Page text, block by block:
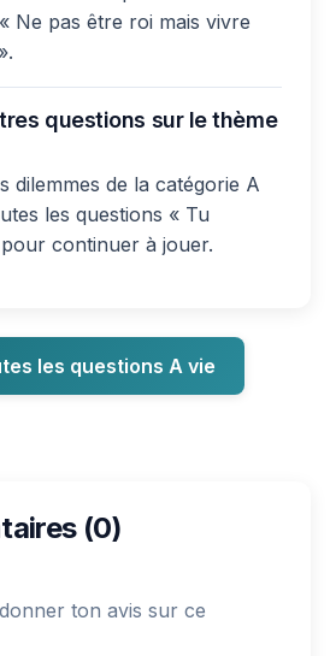
Ne pas être roi mais vivre
questions sur le thème
dilemmes de la catégorie A
les questions « Tu
continuer à jouer.
les questions A vie
(0)
ton avis sur ce